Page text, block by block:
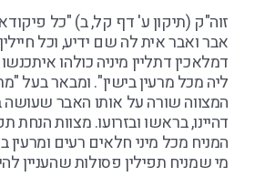
זוה"ק (תיקון ע' דף קל, ב) "כל
אבר ואבר אית לה שם ידיע, וכל
דמלאכין דתליין מיניה כולהו
ליה מכל מרעין בישין". ומבאר בעל
המצווה שורה על אותו האבר
דהיינו, בראשו ובזרועו. מצוות הנחת
המניח מכל מיני חלאים רעים ומרעין
מי שמניח תפילין פסולות שהעניין